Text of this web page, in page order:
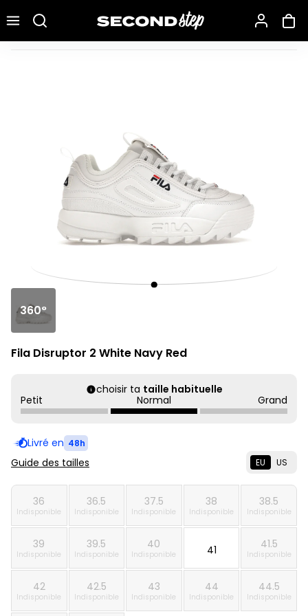
Fila Disruptor 2 White Navy Red
360°
Fila Disruptor 2 White Navy Red
choisir ta taille habituelle
Petit
Normal Grand
Livré en 48h
Guide des tailles EU US
36
Indisponible
36.5
Indisponible
37.5
Indisponible
38
Indisponible
38.5
Indisponible
39
Indisponible
39.5
Indisponible
40
Indisponible 41 41.5
Indisponible
42
Indisponible
42.5
Indisponible
43
Indisponible
44
Indisponible
44.5
Indisponible